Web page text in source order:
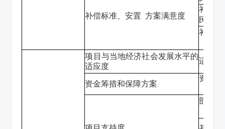
补偿标准、安置 方案满意度
补偿
民反对
补偿
项目与当地经济社会发展水平的
适应度
适应程
资金筹措和保障方案
资金
部门